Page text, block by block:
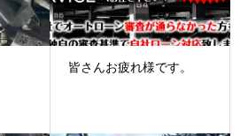
皆さんお疲れ様です。